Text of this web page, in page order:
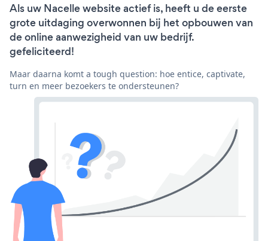
Als uw Nacelle website actief is, heeft u de eerste
grote uitdaging overwonnen bij het opbouwen van
de online aanwezigheid van uw bedrijf.
gefeliciteerd!
Maar daarna komt a tough question: hoe entice, captivate,
turn en meer bezoekers te ondersteunen?